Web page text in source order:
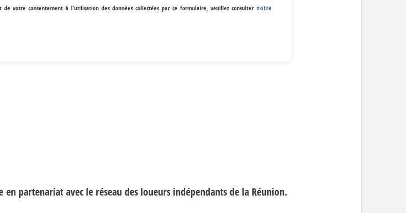
votre consentement à l'utilisation des données collectées par ce formulaire, veuillez consulter notre
en partenariat avec le réseau des loueurs indépendants de la Réunion.